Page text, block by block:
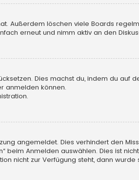
Außerdem löschen viele Boards
erneut und nimm aktiv an den
Dies machst du, indem du auf
anmelden können.
angemeldet. Dies verhindert den
beim Anmelden auswählen. Dies ist
nicht zur Verfügung steht, dann wurde